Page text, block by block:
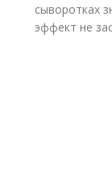
сыворотках
эффект не